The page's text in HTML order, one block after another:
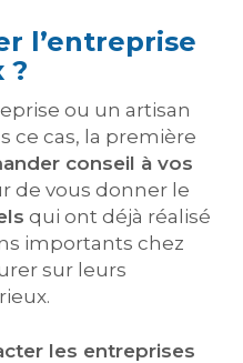
l’entreprise
?
ou un artisan
ce cas, la première
conseil à vos
de vous donner le
qui ont déjà réalisé
importants chez
sur leurs
les entreprises